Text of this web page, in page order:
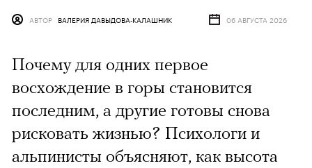
АВТОР ВАЛЕРИЯ ДАВЫДОВА-КАЛАШНИК 06 АВГУСТА 2026
Почему для одних первое
восхождение в горы становится
последним, а другие готовы снова
рисковать жизнью? Психологи и
альпинисты объясняют, как высота